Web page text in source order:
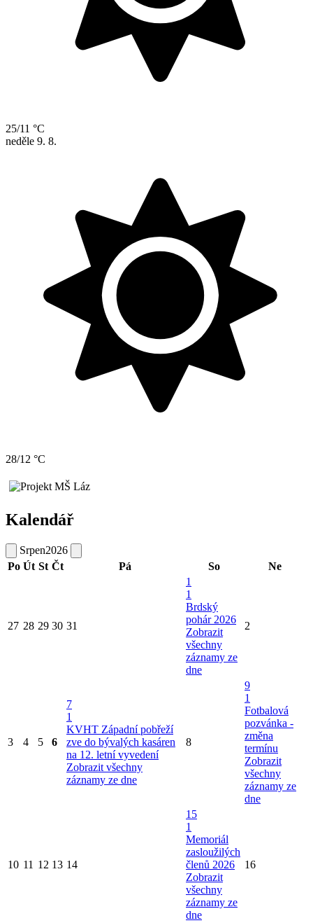
25/11 °C
neděle 9. 8.
28/12 °C
Kalendář
Srpen2026
Po Út St Čt Pá So Ne
27 28 29 30 31
1
1
Brdský
pohár 2026
Zobrazit
všechny
záznamy ze
dne
2
3 4 5 6
7
1
KVHT Západní pobřeží
zve do bývalých kasáren
na 12. letní vyvedení
Zobrazit všechny
záznamy ze dne
8
9
1
Fotbalová
pozvánka -
změna
termínu
Zobrazit
všechny
záznamy ze
dne
10 11 12 13 14
15
1
Memoriál
zasloužilých
členů 2026
Zobrazit
všechny
záznamy ze
dne
16